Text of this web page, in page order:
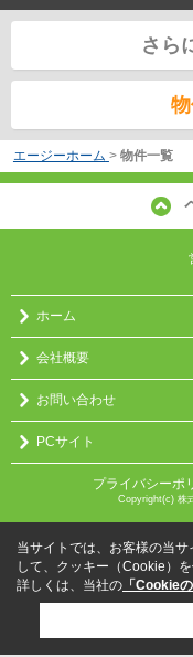
さら
エージーホーム > 物件一覧
ホーム
会社概要
お問い合わせ
PCサイト
プライバシーポ
Copyright(c) 株
当サイトでは、お客様の当
して、クッキー（Cookie）を
詳しくは、当社の 「Cookie